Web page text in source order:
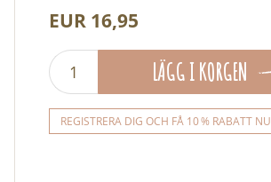
EUR 16,95
LÄGG I KORGEN
REGISTRERA DIG OCH FÅ 10 % RABATT NU